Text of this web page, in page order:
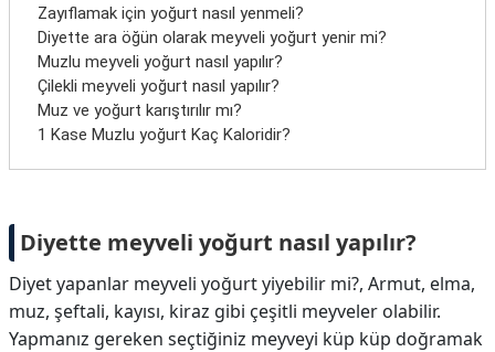
Zayıflamak için yoğurt nasıl yenmeli?
Diyette ara öğün olarak meyveli yoğurt yenir mi?
Muzlu meyveli yoğurt nasıl yapılır?
Çilekli meyveli yoğurt nasıl yapılır?
Muz ve yoğurt karıştırılır mı?
1 Kase Muzlu yoğurt Kaç Kaloridir?
Diyette meyveli yoğurt nasıl yapılır?
Diyet yapanlar meyveli yoğurt yiyebilir mi?, Armut, elma,
muz, şeftali, kayısı, kiraz gibi çeşitli meyveler olabilir.
Yapmanız gereken seçtiğiniz meyveyi küp küp doğramak